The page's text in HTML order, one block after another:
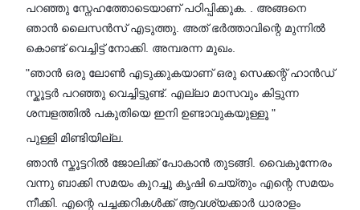
പറഞ്ഞു സ്നേഹത്തോടെയാണ് പഠിപ്പിക്കുക. . അങ്ങനെ
ഞാൻ ലൈസൻസ് എടുത്തു. അത് ഭർത്താവിന്റെ മുന്നിൽ
കൊണ്ട് വെച്ചിട്ട് നോക്കി. അമ്പരന്ന മുഖം.
"ഞാൻ ഒരു ലോൺ എടുക്കുകയാണ് ഒരു സെക്കന്റ്‌ ഹാൻഡ്
സ്കൂട്ടർ പറഞ്ഞു വെച്ചിട്ടുണ്ട്. എല്ലാ മാസവും കിട്ടുന്ന
ശമ്പളത്തിൽ പകുതിയെ ഇനി ഉണ്ടാവുകയുള്ളൂ "
പുള്ളി മിണ്ടിയില്ല.
ഞാൻ സ്കൂട്ടറിൽ ജോലിക്ക് പോകാൻ തുടങ്ങി. വൈകുന്നേരം
വന്നു ബാക്കി സമയം കുറച്ചു കൃഷി ചെയ്‌തും എന്റെ സമയം
നീക്കി. എന്റെ പച്ചക്കറികൾക്ക് ആവശ്യക്കാർ ധാരാളം